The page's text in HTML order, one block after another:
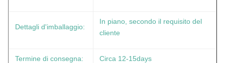
Dettagli d'imballaggio:
In piano, secondo il requisito del
cliente
Termine di consegna: Circa 12-15days